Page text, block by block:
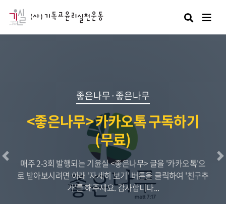
검색
좋은나무·좋은나무
<좋은나무> 카카오톡 구독하기
(무료)
매주 2-3회 발행되는 기윤실 <좋은나무> 글을 '카카오톡'으
로 받아보시려면 아래 '자세히 보기' 버튼을 클릭하여 '친구추
가'를 해주세요. 감사합니다...
이전